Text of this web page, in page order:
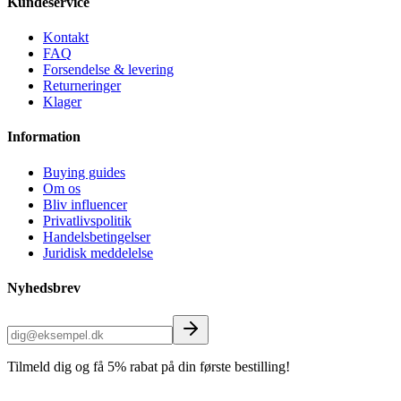
Kontakt
FAQ
Forsendelse & levering
Returneringer
Klager
Information
Buying guides
Om os
Bliv influencer
Privatlivspolitik
Handelsbetingelser
Juridisk meddelelse
Nyhedsbrev
Tilmeld dig og få 5% rabat på din første bestilling!